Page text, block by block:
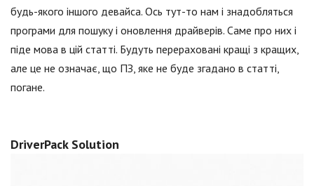
будь-якого іншого девайса. Ось тут-то нам і знадобляться
програми для пошуку і оновлення драйверів. Саме про них і
піде мова в цій статті. Будуть перераховані кращі з кращих,
але це не означає, що ПЗ, яке не буде згадано в статті,
погане.
DriverPack Solution